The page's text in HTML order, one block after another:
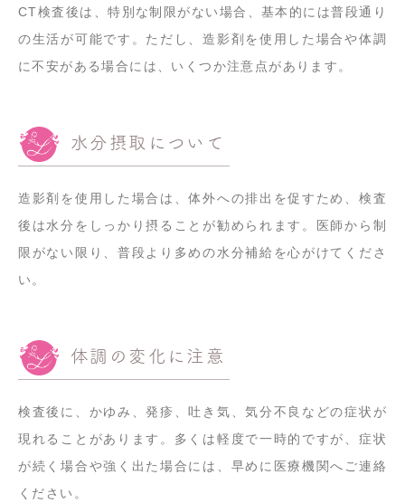
CT検査後は、特別な制限がない場合、基本的には普段通り
の生活が可能です。ただし、造影剤を使用した場合や体調
に不安がある場合には、いくつか注意点があります。
水分摂取について
造影剤を使用した場合は、体外への排出を促すため、検査
後は水分をしっかり摂ることが勧められます。医師から制
限がない限り、普段より多めの水分補給を心がけてくださ
い。
体調の変化に注意
検査後に、かゆみ、発疹、吐き気、気分不良などの症状が
現れることがあります。多くは軽度で一時的ですが、症状
が続く場合や強く出た場合には、早めに医療機関へご連絡
ください。